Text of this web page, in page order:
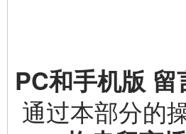
PC和手机版
通过本部分的